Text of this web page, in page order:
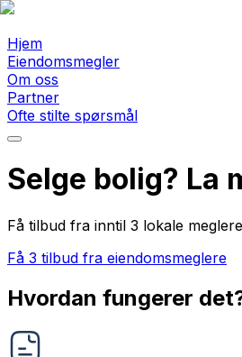
Hjem
Eiendomsmegler
Om oss
Partner
Ofte stilte spørsmål
Selge bolig? La
Få tilbud fra inntil 3 lokale
Få 3 tilbud fra eiendomsmeglere
Hvordan fungerer